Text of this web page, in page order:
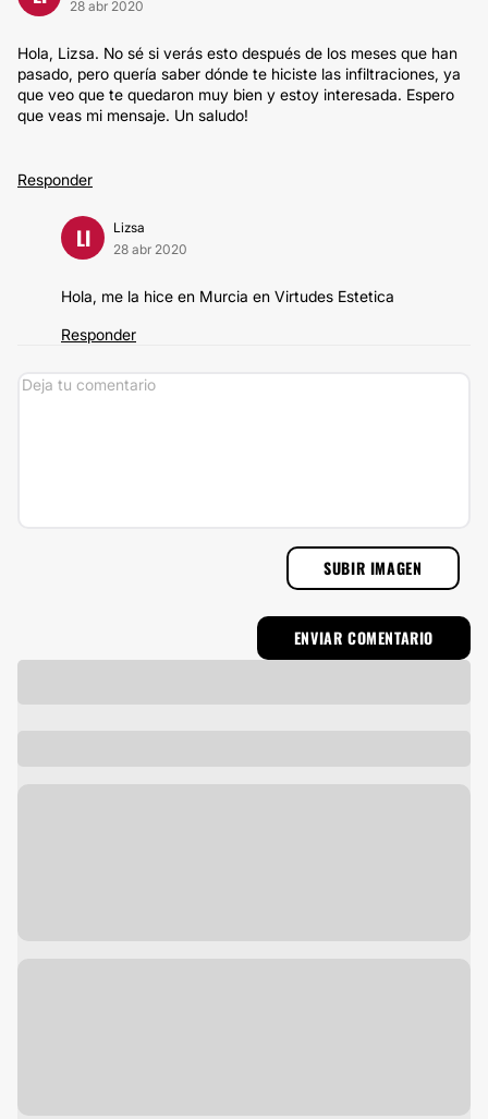
28 abr 2020
Hola, Lizsa. No sé si verás esto después de los meses que han
pasado, pero quería saber dónde te hiciste las infiltraciones, ya
que veo que te quedaron muy bien y estoy interesada. Espero
que veas mi mensaje. Un saludo!
Responder
LI
Lizsa
28 abr 2020
Hola, me la hice en Murcia en Virtudes Estetica
Responder
SUBIR IMAGEN